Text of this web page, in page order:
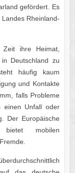
gefördert. Es
Rheinland-
Zeit ihre Heimat,
Deutschland zu
häufig kaum
und Kontakte
falls Probleme
einen Unfall oder
Der Europäische
bietet mobilen